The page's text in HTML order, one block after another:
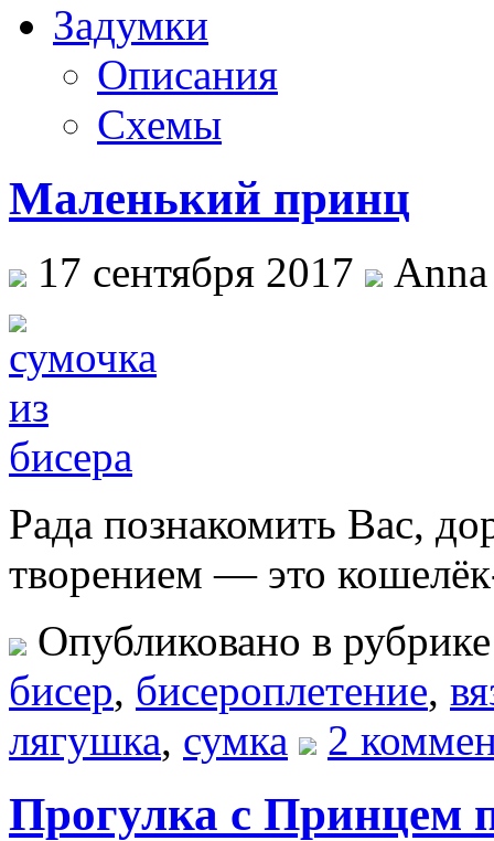
Задумки
Описания
Схемы
Маленький принц
17 сентября 2017
Рада познакомить Вас,
творением — это
Опубликовано в
бисер, бисероплетение,
лягушка, сумка 2
Прогулка с Принцем